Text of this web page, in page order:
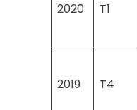
2020 T1
2019 T4